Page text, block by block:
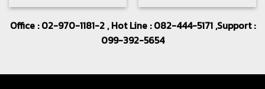
Office : 02-970-1181-2 , Hot Line : 082-444-5171 ,Support :
099-392-5654